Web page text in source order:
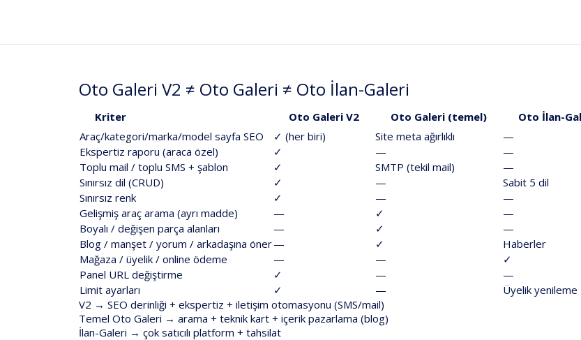
Oto Galeri V2 ≠ Oto Galeri ≠ Oto İlan-Galeri
Kriter Oto Galeri V2 Oto Galeri (temel)
Oto İlan-
Araç/kategori/marka/modelsayfa SEO ✓ (her biri) Site meta ağırlıklı
—
Ekspertiz raporu (araca özel) ✓ —
—
Toplu mail / toplu SMS + şablon ✓ SMTP (tekil mail)
—
Sınırsız dil (CRUD) ✓ — Sabit 5 dil
Sınırsız renk
✓ —
—
Gelişmiş araç arama (ayrı madde)
— ✓
—
Boyalı / değişen parça alanları
— ✓
—
Blog / manşet / yorum / arkadaşına öner— ✓
Haberler
Mağaza / üyelik / online ödeme
— —
✓
Panel URL değiştirme
✓ —
—
Limit ayarları
✓ —
Üyelik yenileme
V2 →SEO derinliği + ekspertiz + iletişim otomasyonu (SMS/mail)
Temel Oto Galeri →arama + teknik kart + içerik pazarlama (blog)
İlan-Galeri →çok satıcılı platform + tahsilat